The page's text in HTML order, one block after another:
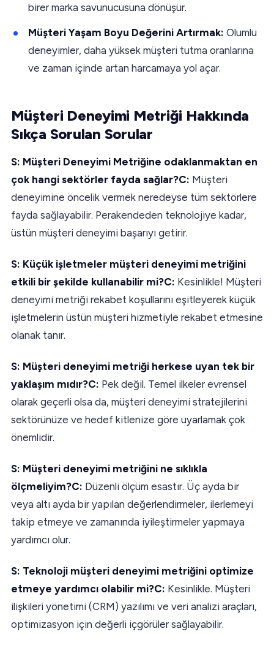
birer marka savunucusuna dönüşür.
Müşteri Yaşam Boyu Değerini Artırmak: Olumlu
deneyimler, daha yüksek müşteri tutma oranlarına
ve zaman içinde artan harcamaya yol açar.
Müşteri Deneyimi Metriği Hakkında
Sıkça Sorulan Sorular
S: Müşteri Deneyimi Metriğine odaklanmaktan en
çok hangi sektörler fayda sağlar?C: Müşteri
deneyimine öncelik vermek neredeyse tüm sektörlere
fayda sağlayabilir. Perakendeden teknolojiye kadar,
üstün müşteri deneyimi başarıyı getirir.
S: Küçük işletmeler müşteri deneyimi metriğini
etkili bir şekilde kullanabilir mi?C: Kesinlikle! Müşteri
deneyimi metriği rekabet koşullarını eşitleyerek küçük
işletmelerin üstün müşteri hizmetiyle rekabet etmesine
olanak tanır.
S: Müşteri deneyimi metriği herkese uyan tek bir
yaklaşım mıdır?C: Pek değil. Temel ilkeler evrensel
olarak geçerli olsa da, müşteri deneyimi stratejilerini
sektörünüze ve hedef kitlenize göre uyarlamak çok
önemlidir.
S: Müşteri deneyimi metriğini ne sıklıkla
ölçmeliyim?C: Düzenli ölçüm esastır. Üç ayda bir
veya altı ayda bir yapılan değerlendirmeler, ilerlemeyi
takip etmeye ve zamanında iyileştirmeler yapmaya
yardımcı olur.
S: Teknoloji müşteri deneyimi metriğini optimize
etmeye yardımcı olabilir mi?C: Kesinlikle. Müşteri
ilişkileri yönetimi (CRM) yazılımı ve veri analizi araçları,
optimizasyon için değerli içgörüler sağlayabilir.